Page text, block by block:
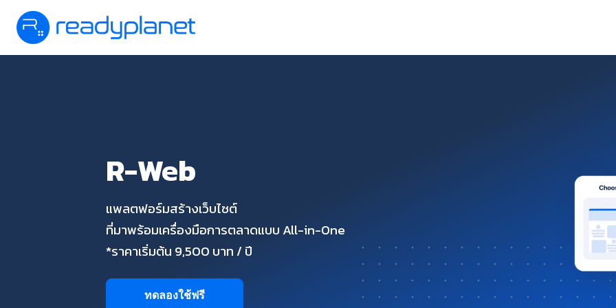
R-Web
แพลตฟอร์มสร้างเว็บไซต์
ที่มาพร้อมเครื่องมือการตลาดแบบ All-in-One
*ราคาเริ่มต้น 9,500 บาท / ปี
ทดลองใช้ฟรี